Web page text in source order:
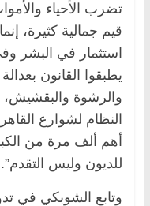
تضرب الأحياء
قيم جمالية كثيرة،
استثمار في البشر
يطبقوا القانون
والرشوة والبقشيش،
النظام لشوارع
أهم ألف مرة من
للديون وليس التقدم”.
وتابع الشوبكي في